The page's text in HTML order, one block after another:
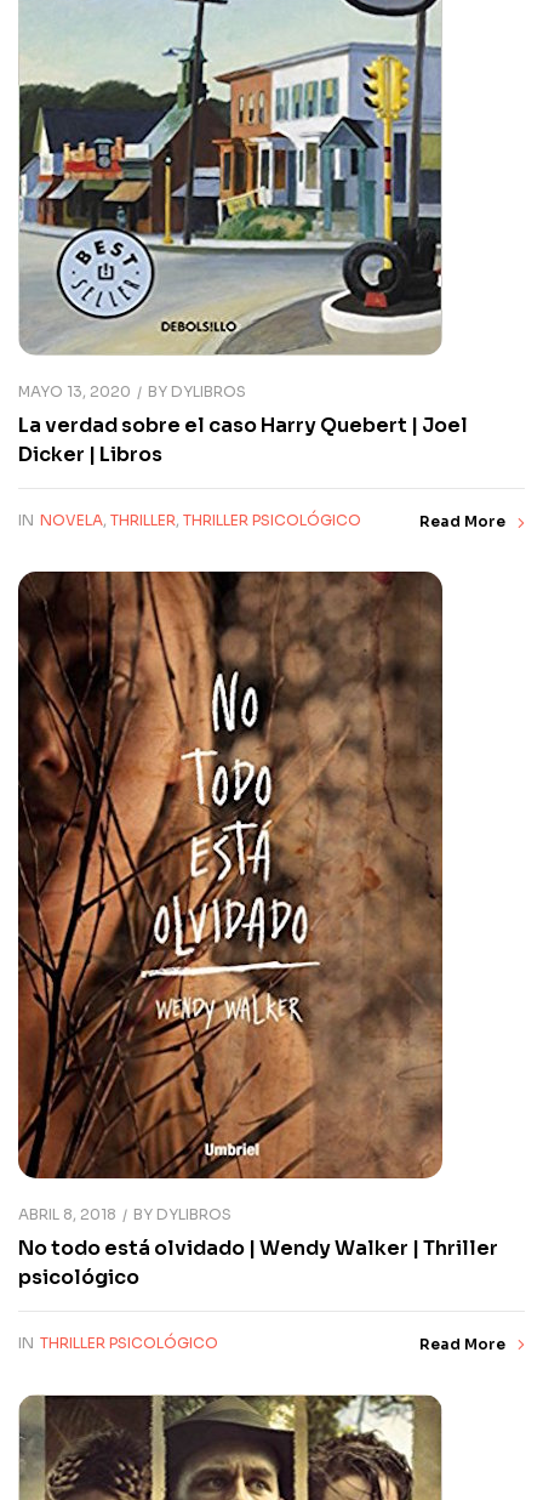
MAYO 13, 2020 BY DYLIBROS
La verdad sobre el caso Harry Quebert | Joel
Dicker | Libros
IN NOVELA, THRILLER, THRILLER PSICOLÓGICO Read More
ABRIL 8, 2018 BY DYLIBROS
No todo está olvidado | Wendy Walker | Thriller
psicológico
IN THRILLER PSICOLÓGICO Read More